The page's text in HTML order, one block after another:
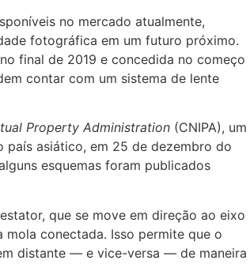
no mercado atualmente,
fotográfica em um futuro próximo.
final de 2019 e concedida no começo
contar com um sistema de lente
Property Administration (CNIPA), um
asiático, em 25 de dezembro do
esquemas foram publicados
que se move em direção ao eixo
conectada. Isso permite que o
distante — e vice-versa — de maneira